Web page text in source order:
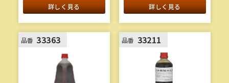
す。肉じゃがや筑前煮を
はじめ、様々な煮物にお
使いいただけます。すき
焼きたれとしても使用で
きます。
1本当たり重量：2.3kg
詳しく見る
す。そのままソースとし
て、また焼きつけ用の調
味料として、様々なメニ
ューにお使いいただけま
す。
詳しく見る
品番 33363 品番 33211